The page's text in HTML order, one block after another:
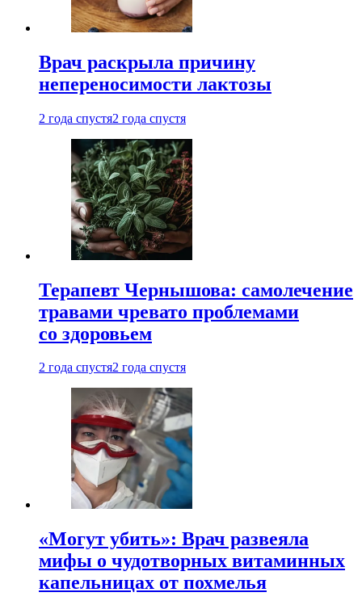
Врач раскрыла причину
непереносимости лактозы
2 года спустя2 года спустя
Терапевт Чернышова: самолечение
травами чревато проблемами
со здоровьем
2 года спустя2 года спустя
«Могут убить»: Врач развеяла
мифы о чудотворных витаминных
капельницах от похмелья